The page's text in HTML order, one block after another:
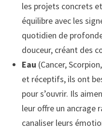
les projets concrets
équilibre avec les
quotidien de
douceur, créant des
Eau (Cancer,
et réceptifs, ils ont
pour s’ouvrir. Ils
leur offre un ancrage
canaliser leurs